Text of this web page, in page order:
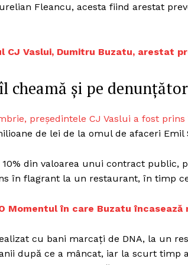
Fleancu, acesta fiind arestat
CJ Vaslui, Dumitru Buzatu, arestat
cheamă și pe
președintele CJ Vaslui a fost
de lei de la omul de afaceri
din valoarea unui contract public,
în flagrant la un restaurant, în timp
Momentul în care Buzatu
cu bani marcați de DNA, la un
după ce a mâncat, iar la scurt timp